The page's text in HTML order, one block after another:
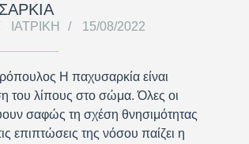
ΙΑΤΡΙΚΉ 15/08/2022
Η παχυσαρκία είναι
του λίπους στο σώμα. Όλες οι
σαφώς τη σχέση θνησιμότητας
επιπτώσεις της νόσου παίζει η